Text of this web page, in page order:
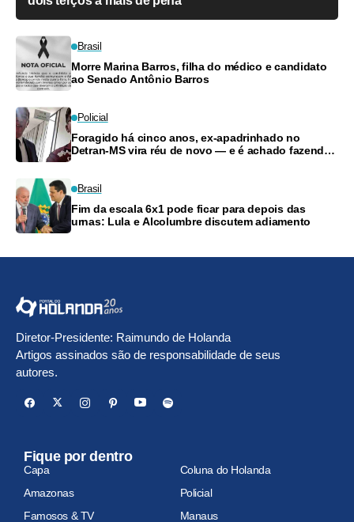
Brasil
Morre Marina Barros, filha do médico e candidato
ao Senado Antônio Barros
Policial
Foragido há cinco anos, ex-apadrinhado no
Detran-MS vira réu de novo — e é achado fazendo
Brasil
Fim da escala 6x1 pode ficar para depois das
urnas: Lula e Alcolumbre discutem adiamento
Diretor-Presidente: Raimundo de Holanda
Artigos assinados são de responsabilidade de seus
autores.
Fique por dentro
Capa
Coluna do Holanda
Amazonas
Policial
Famosos & TV
Manaus